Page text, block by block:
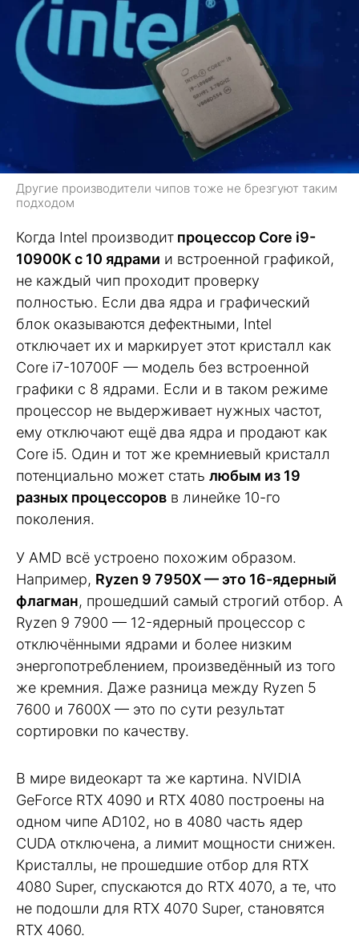
Другие производители чипов тоже не брезгуют таким
подходом
Когда Intel производит процессор Core i9-
10900K с 10 ядрами и встроенной графикой,
не каждый чип проходит проверку
полностью. Если два ядра и графический
блок оказываются дефектными, Intel
отключает их и маркирует этот кристалл как
Core i7-10700F — модель без встроенной
графики с 8 ядрами. Если и в таком режиме
процессор не выдерживает нужных частот,
ему отключают ещё два ядра и продают как
Core i5. Один и тот же кремниевый кристалл
потенциально может стать любым из 19
разных процессоров в линейке 10-го
поколения.
У AMD всё устроено похожим образом.
Например, Ryzen 9 7950X — это 16-ядерный
флагман, прошедший самый строгий отбор. А
Ryzen 9 7900 — 12-ядерный процессор с
отключёнными ядрами и более низким
энергопотреблением, произведённый из того
же кремния. Даже разница между Ryzen 5
7600 и 7600X — это по сути результат
сортировки по качеству.
В мире видеокарт та же картина. NVIDIA
GeForce RTX 4090 и RTX 4080 построены на
одном чипе AD102, но в 4080 часть ядер
CUDA отключена, а лимит мощности снижен.
Кристаллы, не прошедшие отбор для RTX
4080 Super, спускаются до RTX 4070, а те, что
не подошли для RTX 4070 Super, становятся
RTX 4060.